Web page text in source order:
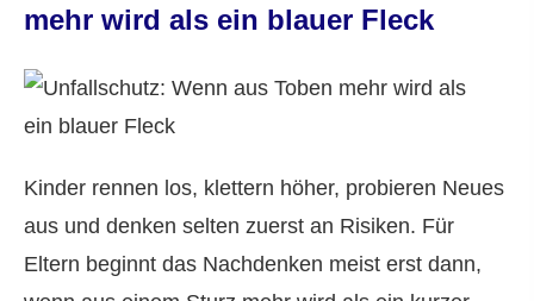
mehr wird als ein blauer Fleck
Kinder rennen los, klettern höher, probieren Neues
aus und denken selten zuerst an Risiken. Für
Eltern beginnt das Nachdenken meist erst dann,